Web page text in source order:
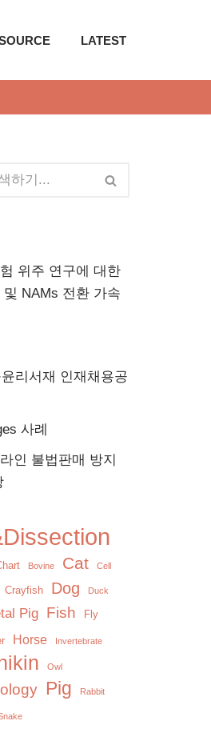
LATEST
위주 연구에 대한
NAMs 전환 가속
리서재 인재채용공
사례
인 불법판매 방지
Bovine Cat Cell
Crayfish Dog Duck
Pig Fish Fly
Horse Invertebrate
Owl
Pig Rabbit